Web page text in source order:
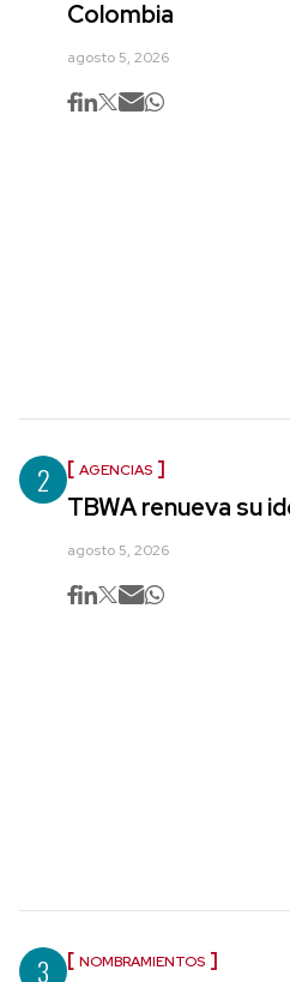
Colombia
agosto 5, 2026
2 AGENCIAS
TBWA renueva su
agosto 5, 2026
3 NOMBRAMIENTOS